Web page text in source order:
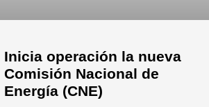
Inicia operación la nueva
Comisión Nacional de
Energía (CNE)